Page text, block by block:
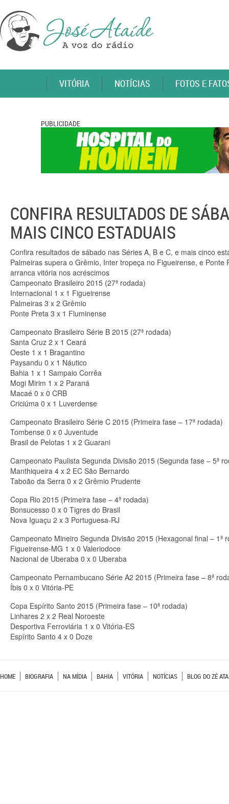
VITÓRIA NOTÍCIAS FOTOS E
PUBLICIDADE
CONFIRA RESULTADOS DE
MAIS CINCO ESTADUAIS
Confira resultados de sábado nas Séries A, B e C, e mais cinco
Palmeiras supera o Grêmio, Inter tropeça no Figueirense, e
arranca vitória nos acréscimos
Campeonato Brasileiro 2015 (27ª rodada)
Internacional 1 x 1 Figueirense
Palmeiras 3 x 2 Grêmio
Ponte Preta 3 x 1 Fluminense
Campeonato Brasileiro Série B 2015 (27ª rodada)
Santa Cruz 2 x 1 Ceará
Oeste 1 x 1 Bragantino
Paysandu 0 x 1 Náutico
Bahia 1 x 1 Sampaio Corrêa
Mogi Mirim 1 x 2 Paraná
Macaé 0 x 0 CRB
Criciúma 0 x 1 Luverdense
Campeonato Brasileiro Série C 2015 (Primeira fase – 17ª rodada)
Tombense 0 x 0 Juventude
Brasil de Pelotas 1 x 2 Guarani
Campeonato Paulista Segunda Divisão 2015 (Segunda fase – 5ª
Manthiqueira 4 x 2 EC São Bernardo
Taboão da Serra 0 x 2 Grêmio Prudente
Copa Rio 2015 (Primeira fase – 4ª rodada)
Bonsucesso 0 x 0 Tigres do Brasil
Nova Iguaçu 2 x 3 Portuguesa-RJ
Campeonato Mineiro Segunda Divisão 2015 (Hexagonal final – 1ª
Figueirense-MG 1 x 0 Valeriodoce
Nacional de Uberaba 0 x 0 Uberaba
Campeonato Pernambucano Série A2 2015 (Primeira fase – 8ª
Íbis 0 x 0 Vitória-PE
Copa Espírito Santo 2015 (Primeira fase – 10ª rodada)
Linhares 2 x 2 Real Noroeste
Desportiva Ferroviária 1 x 0 Vitória-ES
Espírito Santo 4 x 0 Doze
HOME BIOGRAFIA NA MÍDIA BAHIA VITÓRIA NOTÍCIAS BLOG DO ZÉ